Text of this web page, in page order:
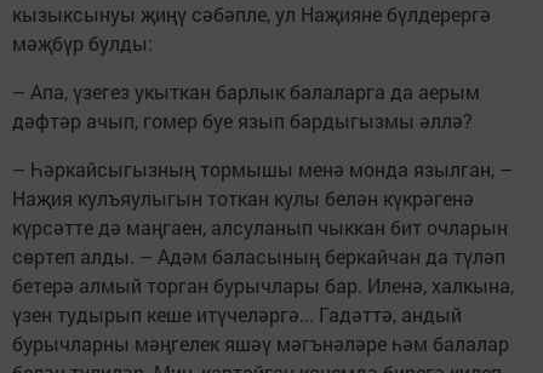
кызыксынуы җиңү сәбәпле, ул Наҗияне бүлдерергә
мәҗбүр булды:
– Апа, үзегез укыткан барлык балаларга да аерым
дәфтәр ачып, гомер буе язып бардыгызмы әллә?
– Һәркайсыгызның тормышы менә монда язылган, –
Наҗия кулъяулыгын тоткан кулы белән күкрәгенә
күрсәтте дә маңгаен, алсуланып чыккан бит очларын
сөртеп алды. – Адәм баласының беркайчан да түләп
бетерә алмый торган бурычлары бар. Иленә, халкына,
үзен тудырып кеше итүчеләргә... Гадәттә, андый
бурычларны мәңгелек яшәү мәгънәләре һәм балалар